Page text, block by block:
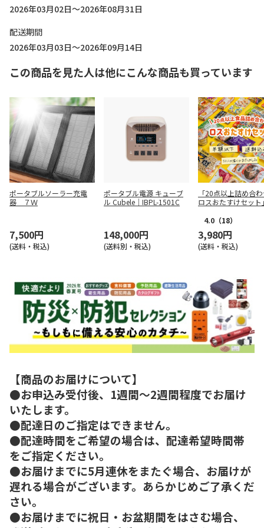
2026年03月02日～2026年08月31日
配送期間
2026年03月03日～2026年09月14日
この商品を見た人は他にこんな商品も買っています
ポータブルソーラー充電
器 ７Ｗ
7,500円
(送料・税込)
ポータブル電源 キューブ
ル Cubele｜IBPL-1501C
148,000円
(送料別・税込)
「20点以上詰め合
ロスおたすけセット
4.0 （18）
3,980円
(送料・税込)
【商品のお届けについて】
●お申込み受付後、1週間～2週間程度でお届け
いたします。
●配達日のご指定はできません。
●配達時間をご希望の場合は、配達希望時間帯
をご指定ください。
●お届けまでに5月連休をまたぐ場合、お届けが
遅れる場合がございます。あらかじめご了承くだ
さい。
●お届けまでに祝日・お盆期間をはさむ場合、